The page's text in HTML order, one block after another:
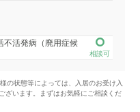
不活発病（廃用症候
相談可
の状態等によっては、入居のお受け入
ざいます。まずはお気軽にご相談くだ